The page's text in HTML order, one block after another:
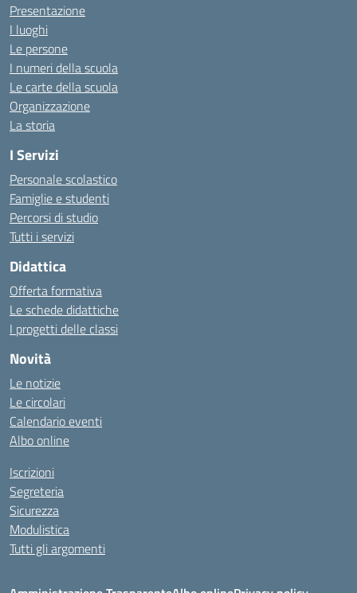
Presentazione
I luoghi
Le persone
I numeri della scuola
Le carte della scuola
Organizzazione
La storia
I Servizi
Personale scolastico
Famiglie e studenti
Percorsi di studio
Tutti i servizi
Didattica
Offerta formativa
Le schede didattiche
I progetti delle classi
Novità
Le notizie
Le circolari
Calendario eventi
Albo online
Iscrizioni
Segreteria
Sicurezza
Modulistica
Tutti gli argomenti